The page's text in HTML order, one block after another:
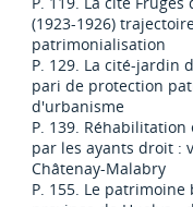
(1923-1926)
patrimonialisation
P. 129. La cité-jardin
pari de protection
d'urbanisme
P. 139.
par les ayants droit :
Châtenay-Malabry
P. 155. Le